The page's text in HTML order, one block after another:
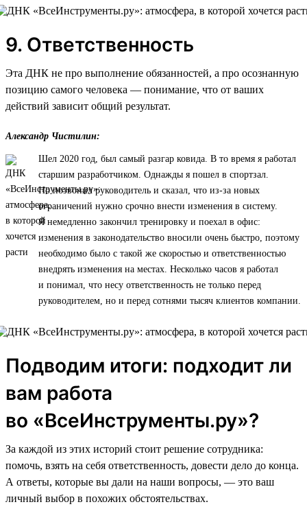
9. Ответственность
Эта ДНК не про выполнение обязанностей, а про осознанную
позицию самого человека — понимание, что от ваших
действий зависит общий результат.
Александр Чистилин:
Шел 2020 год, был самый разгар ковида. В то время я работал
старшим разработчиком. Однажды я пошел в спортзал.
Но позвонил руководитель и сказал, что из-за новых
ограничений нужно срочно внести изменения в систему.
Я немедленно закончил тренировку и поехал в офис:
изменения в законодательство вносили очень быстро, поэтому
необходимо было с такой же скоростью и ответственностью
внедрять изменения на местах. Несколько часов я работал
и понимал, что несу ответственность не только перед
руководителем, но и перед сотнями тысяч клиентов компании.
Подводим итоги: подходит ли
вам работа
во «ВсеИнструменты.ру»?
За каждой из этих историй стоит решение сотрудника:
помочь, взять на себя ответственность, довести дело до конца.
А ответы, которые вы дали на наши вопросы, — это ваш
личный выбор в похожих обстоятельствах.